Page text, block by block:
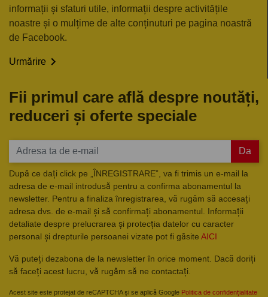
informații și sfaturi utile, informații despre activitățile
noastre și o mulțime de alte conținuturi pe pagina noastră
de Facebook.
Urmărire 
Fii primul care află despre noutăți,
reduceri și oferte speciale
Da
După ce dați click pe „ÎNREGISTRARE”, va fi trimis un e-mail la
adresa de e-mail introdusă pentru a confirma abonamentul la
newsletter. Pentru a finaliza înregistrarea, vă rugăm să accesați
adresa dvs. de e-mail și să confirmați abonamentul. Informații
detaliate despre prelucrarea și protecția datelor cu caracter
personal și drepturile persoanei vizate pot fi găsite AICI
Vă puteți dezabona de la newsletter în orice moment. Dacă doriți
să faceți acest lucru, vă rugăm să ne contactați.
Acest site este protejat de reCAPTCHA și se aplică Google Politica de confidențialitate